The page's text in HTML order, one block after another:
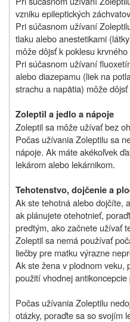
vzniku epileptických
Pri súčasnom užívaní
tlaku alebo anestetikami
môže dôjsť k poklesu krvného
Pri súčasnom užívaní
alebo diazepamu (liek na
strachu a napätia) môže
Zoleptil a jedlo a nápoje
Zoleptil sa môže užívať bez
Počas užívania Zoleptilu sa
nápoje. Ak máte akékoľvek
lekárom alebo lekárnikom.
Tehotenstvo, dojčenie a
Ak ste tehotná alebo dojčíte,
ak plánujete otehotnieť,
predtým, ako začnete užívať
Zoleptil sa nemá používať
liečby pre matku výrazne
Ak ste žena v plodnom veku,
použití vhodnej
Počas užívania Zoleptilu
otázky, poraďte sa so svojím